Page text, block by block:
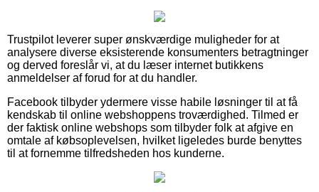
Trustpilot leverer super ønskværdige muligheder for at
analysere diverse eksisterende konsumenters betragtninger
og derved foreslår vi, at du læser internet butikkens
anmeldelser af forud for at du handler.
Facebook tilbyder ydermere visse habile løsninger til at få
kendskab til online webshoppens troværdighed. Tilmed er
der faktisk online webshops som tilbyder folk at afgive en
omtale af købsoplevelsen, hvilket ligeledes burde benyttes
til at fornemme tilfredsheden hos kunderne.